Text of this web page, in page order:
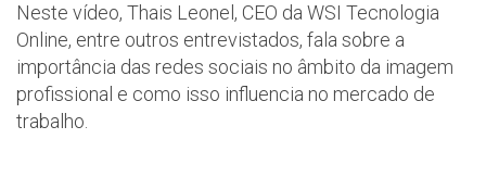
Neste vídeo, Thais Leonel, CEO da WSI Tecnologia
Online, entre outros entrevistados, fala sobre a
importância das redes sociais no âmbito da imagem
profissional e como isso influencia no mercado de
trabalho.